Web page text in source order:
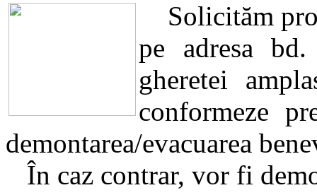
Solicităm
pe adresa
gheretei
conformeze
demontarea/evacuarea
În caz contrar, vor fi